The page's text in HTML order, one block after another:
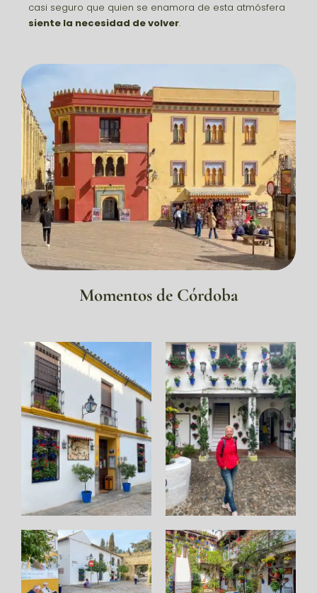
casi seguro que quien se enamora de esta atmósfera
siente la necesidad de volver.
Momentos de Córdoba